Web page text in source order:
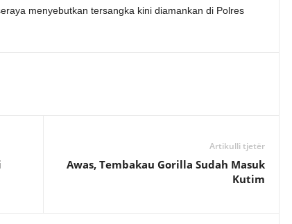
menyebutkan tersangka kini diamankan di Polres
Artikulli tjetër
Awas, Tembakau Gorilla Sudah Masuk
Kutim